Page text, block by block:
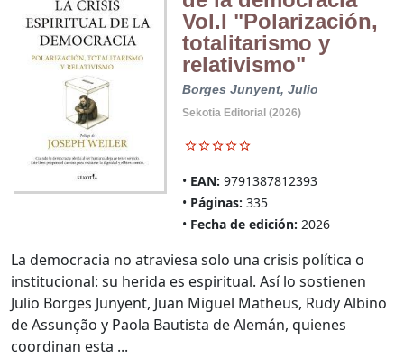
Vol.I "Polarización,
totalitarismo y
relativismo"
Borges Junyent, Julio
Sekotia Editorial (2026)
EAN: 9791387812393
Páginas: 335
Fecha de edición: 2026
La democracia no atraviesa solo una crisis política o
institucional: su herida es espiritual. Así lo sostienen
Julio Borges Junyent, Juan Miguel Matheus, Rudy Albino
de Assunção y Paola Bautista de Alemán, quienes
coordinan esta ...